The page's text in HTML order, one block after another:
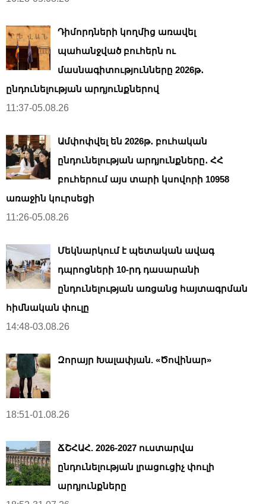
Դիմորդների կողմից առավել
պահանջված բուհերն ու
մասնագիտությունները 2026թ․
ընդունելության արդյունքներով
11:37-05.08.26
Ամփոփվել են 2026թ․ բուհական
ընդունելության արդյունքները․ ՀՀ
բուհերում այս տարի կսովորի 10958
առաջին կուրսեցի
11:26-05.08.26
Մեկնարկում է պետական ավագ
դպրոցների 10-րդ դասարանի
ընդունելության առցանց հայտագրման
հիմնական փուլը
14:48-03.08.26
Զորայր Խալափյան. «Ծովինար»
18:51-01.08.26
ՃՇՀԱՀ. 2026-2027 ուստարվա
ընդունելության լրացուցիչ փուլի
արդյունքները